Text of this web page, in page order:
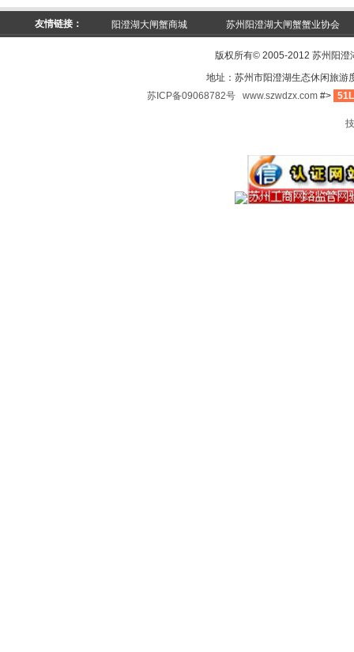
友情链接： 阳澄湖大闸蟹商城 苏州阳澄湖大闸蟹蟹业协会
版权所有© 2005-2012 苏州阳
地址：苏州市阳澄湖生态休闲旅
苏ICP备09068782号
www.szwdzx.com #>